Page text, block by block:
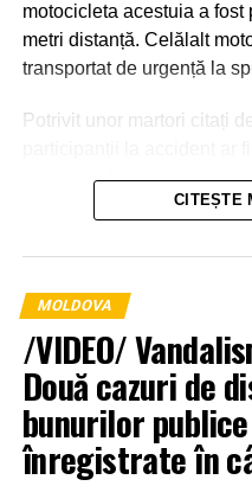
motocicleta acestuia a
metri distanță. Celălalt
transportat de urgență la
Potrivit unor martori citați
puțin timp înainte de
informație nu a fostCITEȘTE
MOLDOVA
/VIDEO/
Două cazuri de
bunurilor
înregistrate în